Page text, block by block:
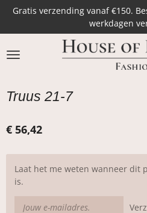
Ga
naar
de
hoofdinhoud
Gratis verzending vanaf €150.
werkdagen
Truus 21-7
€ 56,42
Laat het me weten wanneer dit
is.